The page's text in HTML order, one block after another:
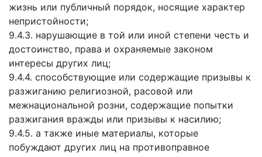
жизнь или публичный порядок, носящие характер
непристойности;
9.4.3. нарушающие в той или иной степени честь и
достоинство, права и охраняемые законом
интересы других лиц;
9.4.4. способствующие или содержащие призывы к
разжиганию религиозной, расовой или
межнациональной розни, содержащие попытки
разжигания вражды или призывы к насилию;
9.4.5. а также иные материалы, которые
побуждают других лиц на противоправное